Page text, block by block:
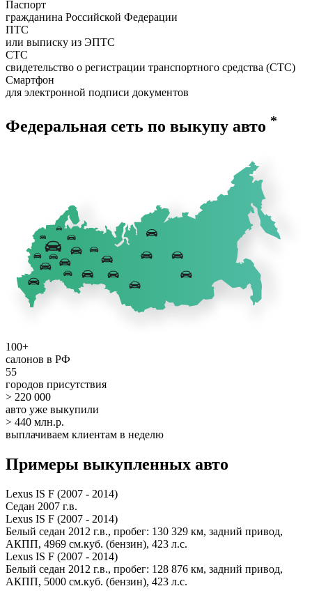
Паспорт
гражданина Российской Федерации
ПТС
или выписку из ЭПТС
СТС
свидетельство о регистрации транспортного средства (СТС)
Смартфон
для электронной подписи документов
Федеральная сеть по выкупу авто *
100+
салонов в РФ
55
городов присутствия
> 220 000
авто уже выкупили
> 440 млн.р.
выплачиваем клиентам в неделю
Примеры выкупленных авто
Lexus IS F (2007 - 2014)
Седан 2007 г.в.
Lexus IS F (2007 - 2014)
Белый седан 2012 г.в., пробег: 130 329 км, задний привод,
АКПП, 4969 см.куб. (бензин), 423 л.с.
Lexus IS F (2007 - 2014)
Белый седан 2012 г.в., пробег: 128 876 км, задний привод,
АКПП, 5000 см.куб. (бензин), 423 л.с.